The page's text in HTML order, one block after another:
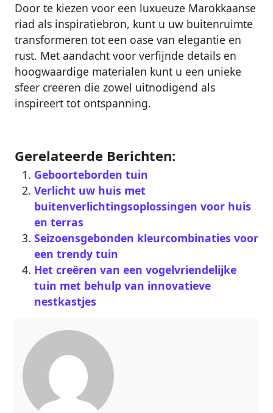
Door te kiezen voor een luxueuze Marokkaanse
riad als inspiratiebron, kunt u uw buitenruimte
transformeren tot een oase van elegantie en
rust. Met aandacht voor verfijnde details en
hoogwaardige materialen kunt u een unieke
sfeer creëren die zowel uitnodigend als
inspireert tot ontspanning.
Gerelateerde Berichten:
Geboorteborden tuin
Verlicht uw huis met
buitenverlichtingsoplossingen voor huis
en terras
Seizoensgebonden kleurcombinaties voor
een trendy tuin
Het creëren van een vogelvriendelijke
tuin met behulp van innovatieve
nestkastjes